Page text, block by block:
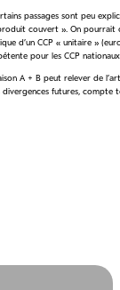
passages sont peu
couvert ». On pourrait
d’un CCP « unitaire »
pour les CCP
A + B peut relever de
futures, compte